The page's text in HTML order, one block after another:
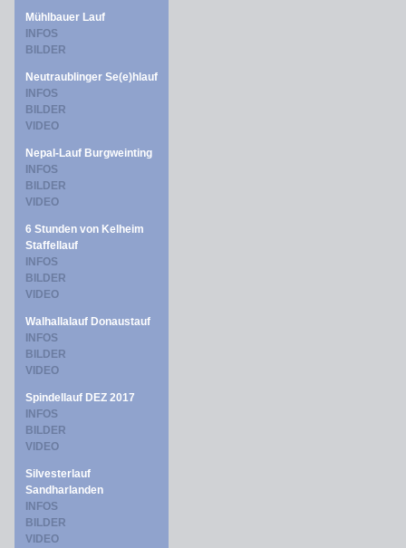
Mühlbauer Lauf
INFOS
BILDER
Neutraublinger Se(e)hlauf
INFOS
BILDER
VIDEO
Nepal-Lauf Burgweinting
INFOS
BILDER
VIDEO
6 Stunden von Kelheim
Staffellauf
INFOS
BILDER
VIDEO
Walhallalauf Donaustauf
INFOS
BILDER
VIDEO
Spindellauf DEZ 2017
INFOS
BILDER
VIDEO
Silvesterlauf
Sandharlanden
INFOS
BILDER
VIDEO